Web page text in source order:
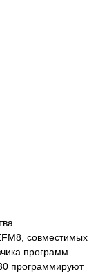
совместимых
программ.
программируют